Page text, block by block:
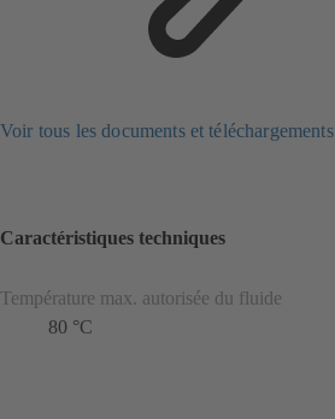
Voir tous les documents et téléchargements
Caractéristiques techniques
Température max. autorisée du fluide
80 °C